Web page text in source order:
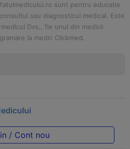
sunt pentru educatie
sau diagnosticul medical. Este
Dvs., fie unul din medicii
la medic Clickmed.
/ Cont nou